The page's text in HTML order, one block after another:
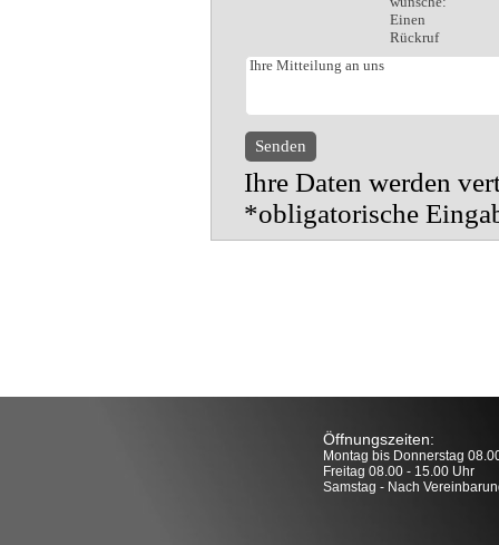
Einen
Rückruf
Ihre Daten werden
*obligatorische
Öffnungszeiten:
Montag bis Donnerstag
Freitag 08.00 - 15.00 Uhr
Samstag - Nach